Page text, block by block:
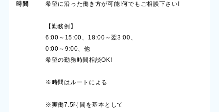
時間 希望に沿った働き方が可能!何でもご相談下さい!
【勤務例】
6:00～15:00、18:00～翌3:00、
0:00～9:00、他
希望の勤務時間相談OK!
※時間はルートによる
※実働7.5時間を基本として